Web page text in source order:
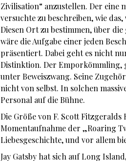
Zivilisation“ anzustellen. Der eine
versuchte zu beschreiben, wie
Diesen Ort zu bestimmen, über
wäre die Aufgabe einer jeden
präsentiert. Dabei geht es nicht
Distinktion. Der Emporkömmling,
unter Beweiszwang. Seine
nicht von selbst. In solchen
Personal auf die Bühne.
Die Größe von F. Scott
Momentaufnahme der „Roaring
Liebesgeschichte, und vor allem
Jay Gatsby hat sich auf Long